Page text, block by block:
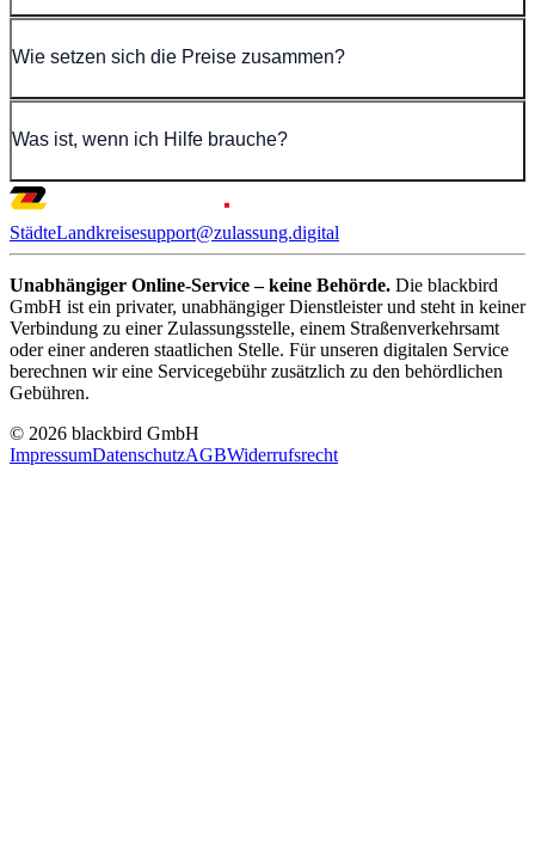
Wie setzen sich die Preise zusammen?
Was ist, wenn ich Hilfe brauche?
StädteLandkreisesupport@zulassung.digital
Unabhängiger Online-Service – keine Behörde. Die blackbird
GmbH ist ein privater, unabhängiger Dienstleister und steht in keiner
Verbindung zu einer Zulassungsstelle, einem Straßenverkehrsamt
oder einer anderen staatlichen Stelle. Für unseren digitalen Service
berechnen wir eine Servicegebühr zusätzlich zu den behördlichen
Gebühren.
© 2026 blackbird GmbH
ImpressumDatenschutzAGBWiderrufsrecht